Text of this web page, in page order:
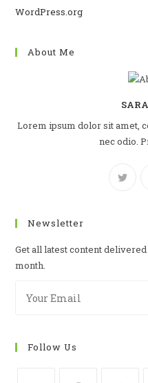
WordPress.org
About Me
Lorem ipsum dolor sit amet,
nec odio.
Newsletter
Get all latest content
month.
Follow Us